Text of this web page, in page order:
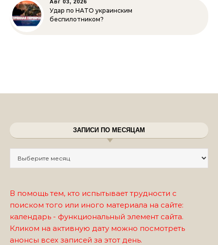
Авг 03, 2026
Удар по НАТО украинским
беспилотником?
ЗАПИСИ ПО МЕСЯЦАМ
В помощь тем, кто испытывает трудности с
поиском того или иного материала на сайте:
календарь - функциональный элемент сайта.
Кликом на активную дату можно посмотреть
анонсы всех записей за этот день.